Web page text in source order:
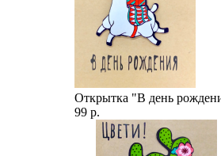
Открытка "В день
99 р.